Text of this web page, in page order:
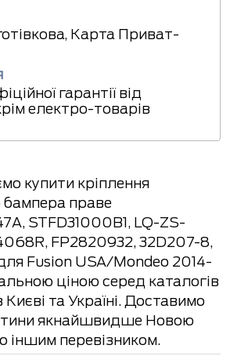
Карта Приват-
гарантії від
електро-товарів
купити кріплення
бампера праве
STFD31000B1, LQ-ZS-
FP2820932, 32D207-8,
Fusion USA/Mondeo 2014-
ціною серед каталогів
Києві та Україні. Доставимо
якнайшвидше Новою
перевізником.